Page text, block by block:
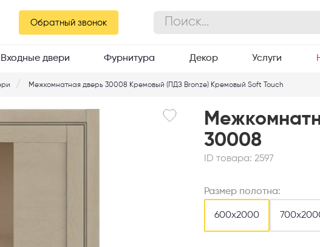
Обратный звонок
Входные двери Фурнитура Декор Услуги
Межкомнатная дверь 30008 Кремовый (ПДЗ Bronze) Кремовый Soft Touch
30008
ID товара: 2597
Размер полотна:
600х2000